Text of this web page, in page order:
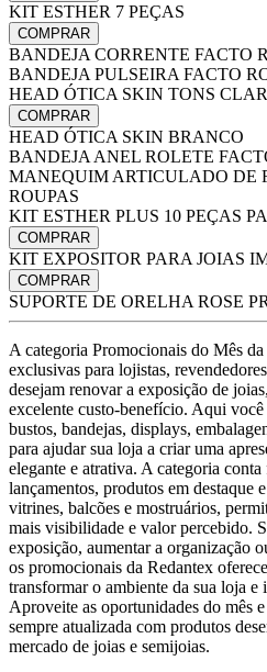
KIT ESTHER 7 PEÇAS
COMPRAR
BANDEJA CORRENTE FACTO
BANDEJA PULSEIRA FACTO
HEAD ÓTICA SKIN TONS
COMPRAR
HEAD ÓTICA SKIN BRANCO
BANDEJA ANEL ROLETE
MANEQUIM ARTICULADO DE
ROUPAS
KIT ESTHER PLUS 10 PEÇAS
COMPRAR
KIT EXPOSITOR PARA JOIAS
COMPRAR
SUPORTE DE ORELHA ROSE
A categoria Promocionais do Mês
exclusivas para lojistas,
desejam renovar a exposição de
excelente custo-benefício. Aqui
bustos, bandejas, displays,
para ajudar sua loja a criar uma
elegante e atrativa. A categoria
lançamentos, produtos em destaque
vitrines, balcões e mostruários,
mais visibilidade e valor percebido.
exposição, aumentar a organização
os promocionais da Redantex
transformar o ambiente da sua loja e
Aproveite as oportunidades do mês
sempre atualizada com produtos
mercado de joias e semijoias.